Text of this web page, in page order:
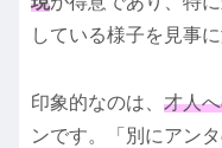
している様子を見事
印象的なのは、 才人
ンです。「別にアン